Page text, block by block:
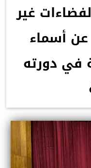
غير
عن أسماء
في دورته